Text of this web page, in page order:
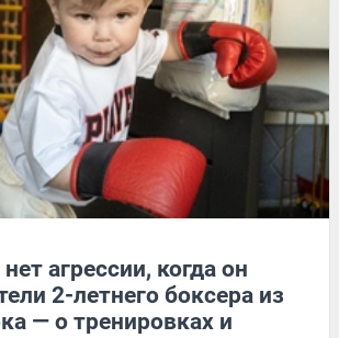
агрессии, когда он
2-летнего боксера из
— о тренировках и